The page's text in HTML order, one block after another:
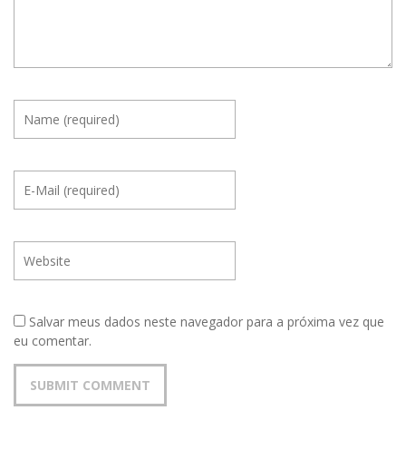
Salvar meus dados neste navegador para a próxima vez que
eu comentar.